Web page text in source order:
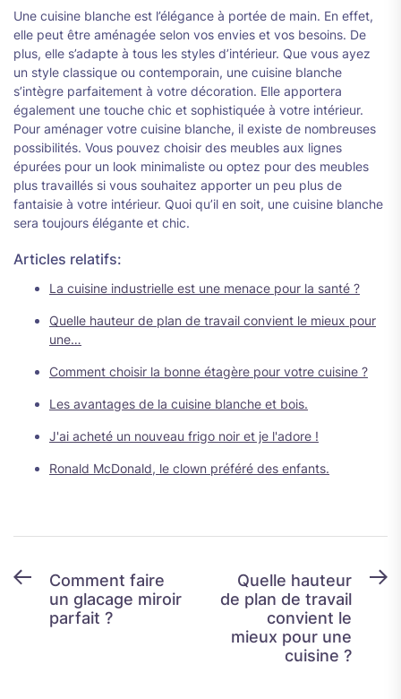
Une cuisine blanche est l’élégance à portée de main. En effet,
elle peut être aménagée selon vos envies et vos besoins. De
plus, elle s’adapte à tous les styles d’intérieur. Que vous ayez
un style classique ou contemporain, une cuisine blanche
s’intègre parfaitement à votre décoration. Elle apportera
également une touche chic et sophistiquée à votre intérieur.
Pour aménager votre cuisine blanche, il existe de nombreuses
possibilités. Vous pouvez choisir des meubles aux lignes
épurées pour un look minimaliste ou optez pour des meubles
plus travaillés si vous souhaitez apporter un peu plus de
fantaisie à votre intérieur. Quoi qu’il en soit, une cuisine blanche
sera toujours élégante et chic.
Articles relatifs:
La cuisine industrielle est une menace pour la santé ?
Quelle hauteur de plan de travail convient le mieux pour
une…
Comment choisir la bonne étagère pour votre cuisine ?
Les avantages de la cuisine blanche et bois.
J'ai acheté un nouveau frigo noir et je l'adore !
Ronald McDonald, le clown préféré des enfants.
Navigation
Previous
post:
Comment faire
un glacage miroir
parfait ?
Quelle hauteur
de plan de travail
convient le
mieux pour une
cuisine ?